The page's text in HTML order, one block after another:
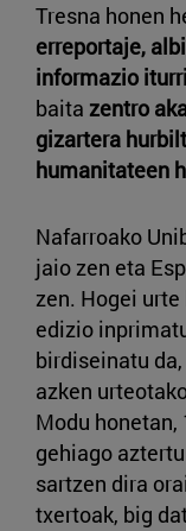
Tresna honen
erreportaje,
informazio
baita zentro
gizartera
humanitateen
Nafarroako
jaio zen eta
zen. Hogei
edizio
birdiseinatu
azken
Modu honetan,
gehiago
sartzen dira
txertoak, big